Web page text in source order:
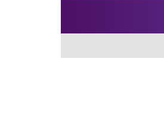
cepillos y
originales